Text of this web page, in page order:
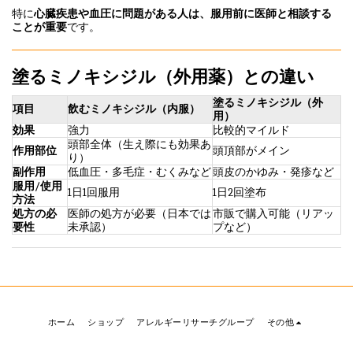
特に心臓疾患や血圧に問題がある人は、服用前に医師と相談する
ことが重要です。
塗るミノキシジル（外用薬）との違い
項目 飲むミノキシジル（内服）
塗るミノキシジル（外
用）
効果
強力
比較的マイルド
作用部位
頭部全体（生え際にも効果あ
り）
頭頂部がメイン
副作用
低血圧・多毛症・むくみなど頭皮のかゆみ・発疹など
服用/使用
方法
1日1回服用
1日2回塗布
処方の必
要性
医師の処方が必要（日本では
未承認）
市販で購入可能（リアッ
プなど）
ホーム ショップ アレルギーリサーチグループ その他